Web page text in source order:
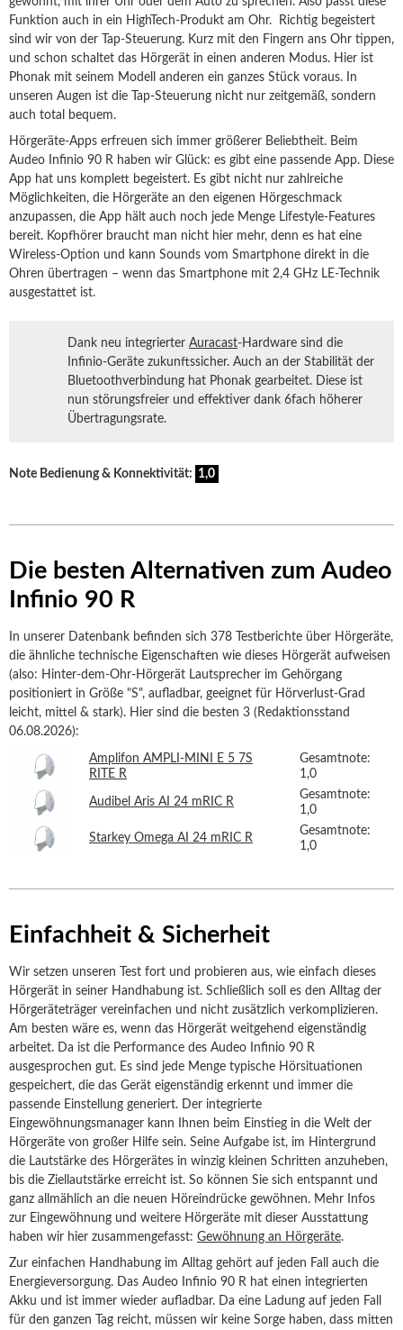
Funktion auch in ein HighTech-Produkt am Ohr. Richtig begeistert
sind wir von der Tap-Steuerung. Kurz mit den Fingern ans Ohr tippen,
und schon schaltet das Hörgerät in einen anderen Modus. Hier ist
Phonak mit seinem Modell anderen ein ganzes Stück voraus. In
unseren Augen ist die Tap-Steuerung nicht nur zeitgemäß, sondern
auch total bequem.
Hörgeräte-Apps erfreuen sich immer größerer Beliebtheit. Beim
Audeo Infinio 90 R haben wir Glück: es gibt eine passende App. Diese
App hat uns komplett begeistert. Es gibt nicht nur zahlreiche
Möglichkeiten, die Hörgeräte an den eigenen Hörgeschmack
anzupassen, die App hält auch noch jede Menge Lifestyle-Features
bereit. Kopfhörer braucht man nicht hier mehr, denn es hat eine
Wireless-Option und kann Sounds vom Smartphone direkt in die
Ohren übertragen – wenn das Smartphone mit 2,4 GHz LE-Technik
ausgestattet ist.
Dank neu integrierter Auracast-Hardware sind die
Infinio-Geräte zukunftssicher. Auch an der Stabilität der
Bluetoothverbindung hat Phonak gearbeitet. Diese ist
nun störungsfreier und effektiver dank 6fach höherer
Übertragungsrate.
Note Bedienung & Konnektivität: 1,0
Die besten Alternativen zum Audeo
Infinio 90 R
In unserer Datenbank befinden sich 378 Testberichte über Hörgeräte,
die ähnliche technische Eigenschaften wie dieses Hörgerät aufweisen
(also: Hinter-dem-Ohr-Hörgerät Lautsprecher im Gehörgang
positioniert in Größe "S", aufladbar, geeignet für Hörverlust-Grad
leicht, mittel & stark). Hier sind die besten 3 (Redaktionsstand
06.08.2026):
Amplifon AMPLI-MINI E 5 7S
RITE R
Gesamtnote:
1,0
Audibel Aris AI 24 mRIC R
Gesamtnote:
1,0
Starkey Omega AI 24 mRIC R
Gesamtnote:
1,0
Einfachheit & Sicherheit
Wir setzen unseren Test fort und probieren aus, wie einfach dieses
Hörgerät in seiner Handhabung ist. Schließlich soll es den Alltag der
Hörgeräteträger vereinfachen und nicht zusätzlich verkomplizieren.
Am besten wäre es, wenn das Hörgerät weitgehend eigenständig
arbeitet. Da ist die Performance des Audeo Infinio 90 R
ausgesprochen gut. Es sind jede Menge typische Hörsituationen
gespeichert, die das Gerät eigenständig erkennt und immer die
passende Einstellung generiert. Der integrierte
Eingewöhnungsmanager kann Ihnen beim Einstieg in die Welt der
Hörgeräte von großer Hilfe sein. Seine Aufgabe ist, im Hintergrund
die Lautstärke des Hörgerätes in winzig kleinen Schritten anzuheben,
bis die Ziellautstärke erreicht ist. So können Sie sich entspannt und
ganz allmählich an die neuen Höreindrücke gewöhnen. Mehr Infos
zur Eingewöhnung und weitere Hörgeräte mit dieser Ausstattung
haben wir hier zusammengefasst: Gewöhnung an Hörgeräte.
Zur einfachen Handhabung im Alltag gehört auf jeden Fall auch die
Energieversorgung. Das Audeo Infinio 90 R hat einen integrierten
Akku und ist immer wieder aufladbar. Da eine Ladung auf jeden Fall
für den ganzen Tag reicht, müssen wir keine Sorge haben, dass mitten